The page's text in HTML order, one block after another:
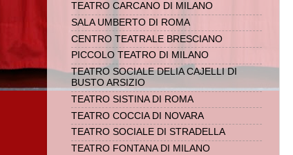
TEATRO CARCANO DI MILANO
SALA UMBERTO DI ROMA
CENTRO TEATRALE BRESCIANO
PICCOLO TEATRO DI MILANO
TEATRO SOCIALE DELIA CAJELLI DI
BUSTO ARSIZIO
TEATRO SISTINA DI ROMA
TEATRO COCCIA DI NOVARA
TEATRO SOCIALE DI STRADELLA
TEATRO FONTANA DI MILANO